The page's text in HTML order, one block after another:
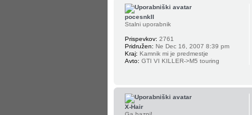
pocesnkII
Stalni uporabnik
Prispevkov: 2761
Pridružen: Ne Dec 16, 2007 8:39 pm
Kraj: Kamnik mi je predmestje
Avto: GTI VI KILLER->M5 touring
X-Hair